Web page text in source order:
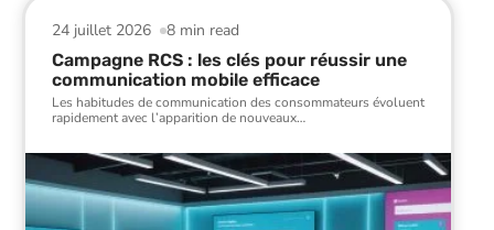
8 min read
24 juillet 2026
Campagne RCS : les clés pour réussir une
communication mobile efficace
Les habitudes de communication des consommateurs évoluent
rapidement avec l’apparition de nouveaux…